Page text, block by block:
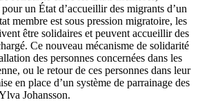
un État d’accueillir des migrants d’un
membre est sous pression migratoire, les
être solidaires et peuvent accueillir des
Ce nouveau mécanisme de solidarité
des personnes concernées dans les
ou le retour de ces personnes dans leur
en place d’un système de parrainage des
Johansson.